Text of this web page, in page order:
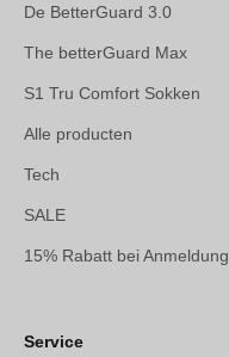
De BetterGuard 3.0
The betterGuard Max
S1 Tru Comfort Sokken
Alle producten
Tech
SALE
15% Rabatt bei Anmeldung
Service